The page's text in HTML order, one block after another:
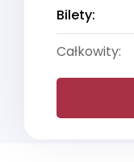
Bilety:
Całkowity: